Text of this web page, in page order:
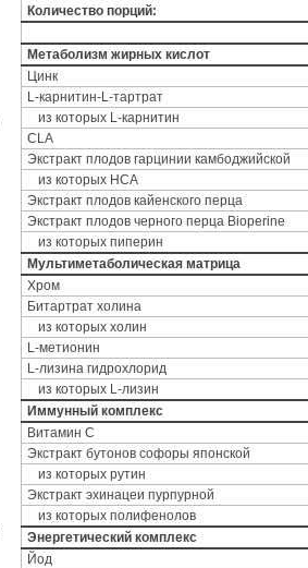
Количество порций:
Метаболизм жирных кислот
Цинк
L-карнитин-L-тартрат
из которых L-карнитин
CLA
Экстракт плодов гарцинии камбоджийской
из которых HCA
Экстракт плодов кайенского перца
Экстракт плодов черного перца Bioperine
из которых пиперин
Мультиметаболическая матрица
Хром
Битартрат холина
из которых холин
L-метионин
L-лизина гидрохлорид
из которых L-лизин
Иммунный комплекс
Витамин С
Экстракт бутонов софоры японской
из которых рутин
Экстракт эхинацеи пурпурной
из которых полифенолов
Энергетический комплекс
Йод